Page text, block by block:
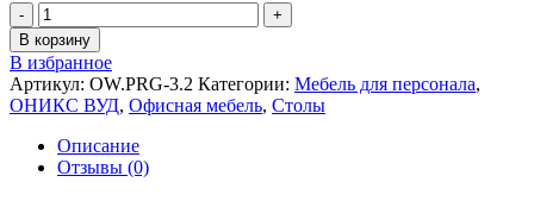
Количество
товара
Стол
переговорный
(3
столешницы)
ОНИКС
ВУД
(3540*980*750)
В корзину
В избранное
Артикул: OW.PRG-3.2 Категории: Мебель для персонала,
ОНИКС ВУД, Офисная мебель, Столы
Описание
Отзывы (0)